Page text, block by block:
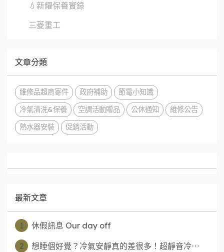
💧新耀保養實錄
三菱重工
文章分類
維修品超商寄件 政府補助
節電小知識
冷氣清洗&保養
空調活動贈品 公休通知
維修公告
熱水器安裝
促銷活動
最新文章
1 休假訊息 Our day off
2 想睡個好覺？冷氣安靜真的差很多！超靜音冷⋯